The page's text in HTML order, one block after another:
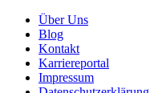
Über Uns
Blog
Kontakt
Karriereportal
Impressum